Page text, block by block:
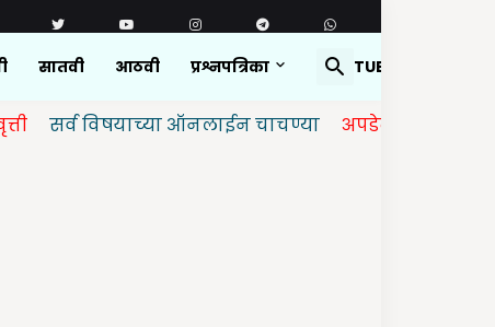
सातवी आठवी प्रश्नपत्रिका YOUTUBE
विषयाच्या ऑनलाईन चाचण्या अपडेट केलेल्या आहेत.